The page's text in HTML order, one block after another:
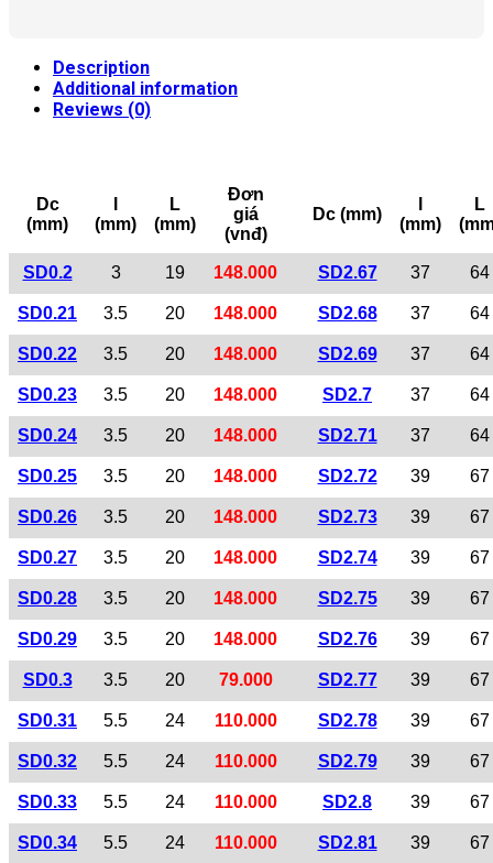
Description
Additional information
Reviews (0)
Dc
(mm)
(mm)
L
(mm)
Đơn
giá
(vnđ)
Dc (mm)
(mm)
L
SD0.2 3 19 148.000 SD2.67 37 64
SD0.21 3.5 20 148.000 SD2.68 37 64
SD0.22 3.5 20 148.000 SD2.69 37 64
SD0.23 3.5 20 148.000 SD2.7 37 64
SD0.24 3.5 20 148.000 SD2.71 37 64
SD0.25 3.5 20 148.000 SD2.72 39 67
SD0.26 3.5 20 148.000 SD2.73 39 67
SD0.27 3.5 20 148.000 SD2.74 39 67
SD0.28 3.5 20 148.000 SD2.75 39 67
SD0.29 3.5 20 148.000 SD2.76 39 67
SD0.3 3.5 20 79.000 SD2.77 39 67
SD0.31 5.5 24 110.000 SD2.78 39 67
SD0.32 5.5 24 110.000 SD2.79 39 67
SD0.33 5.5 24 110.000 SD2.8 39 67
SD0.34 5.5 24 110.000 SD2.81 39 67